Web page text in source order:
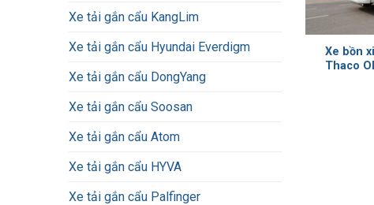
Xe tải gắn cẩu KangLim
Xe tải gắn cẩu Hyundai Everdigm
Xe tải gắn cẩu DongYang
Xe tải gắn cẩu Soosan
Xe tải gắn cẩu Atom
Xe tải gắn cẩu HYVA
Xe tải gắn cẩu Palfinger
Xe bồn
Thaco